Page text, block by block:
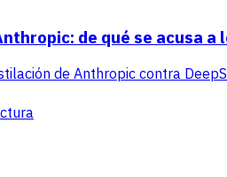
de qué se acusa
de Anthropic contra